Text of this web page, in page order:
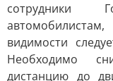
сотрудники
видимости
Необходимо
дистанцию до